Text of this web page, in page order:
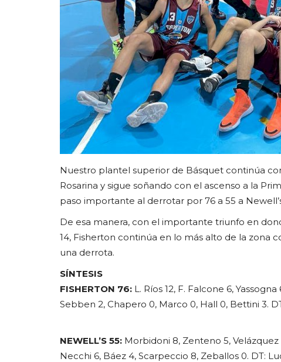
Nuestro plantel superior de Básquet continúa
Rosarina y sigue soñando con el ascenso a la
paso importante al derrotar por 76 a 55 a
De esa manera, con el importante triunfo en
14, Fisherton continúa en lo más alto de la zona
una derrota.
SÍNTESIS
FISHERTON 76: L. Ríos 12, F. Falcone 6,
Sebben 2, Chapero 0, Marco 0, Hall 0, Bettini 3.
NEWELL’S 55: Morbidoni 8, Zenteno 5, Velázquez
Necchi 6, Báez 4, Scarpeccio 8, Zeballos 0. DT: